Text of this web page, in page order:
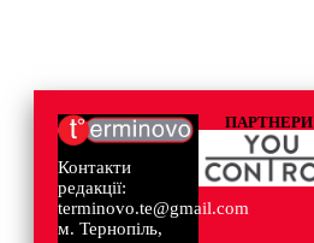
Контакти
редакції:
terminovo.te@gmail.com
м. Тернопіль,
ПАРТНЕРИ